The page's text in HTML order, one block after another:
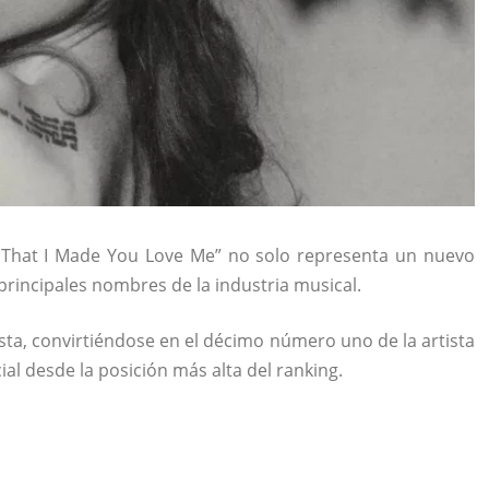
I Made You Love Me” no solo representa un nuevo
nombres de la industria musical.
convirtiéndose en el décimo número uno de la artista
desde la posición más alta del ranking.